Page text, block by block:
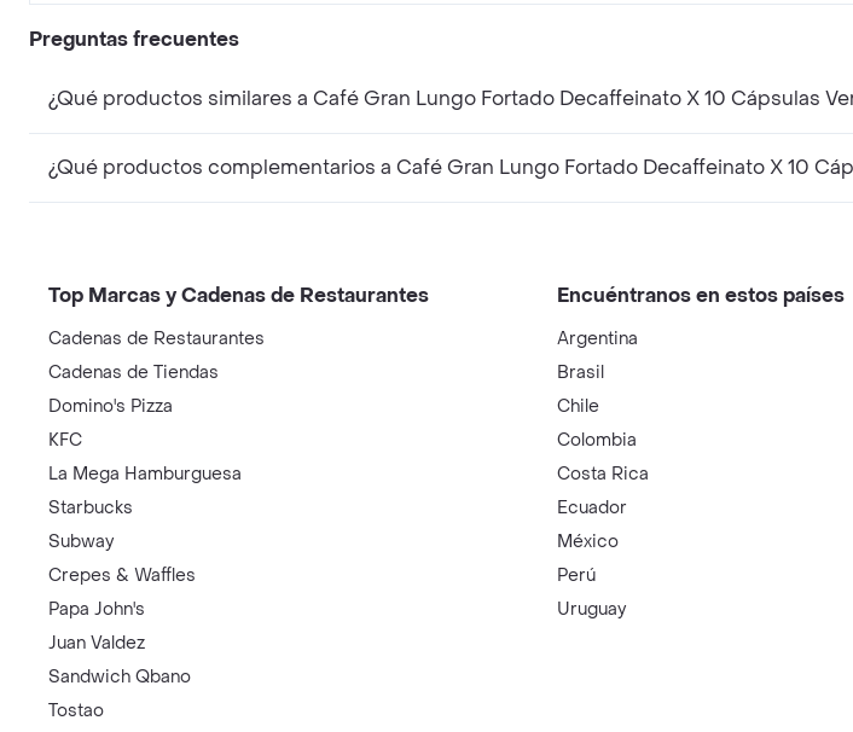
Preguntas frecuentes
¿Qué productos similares a Café Gran Lungo Fortado Decaffeinato X 10 Cápsulas
¿Qué productos complementarios a Café Gran Lungo Fortado Decaffeinato X 10
Top Marcas y Cadenas de Restaurantes
Cadenas de Restaurantes
Cadenas de Tiendas
Domino's Pizza
KFC
La Mega Hamburguesa
Starbucks
Subway
Crepes & Waffles
Papa John's
Juan Valdez
Sandwich Qbano
Tostao
Encuéntranos en estos países
Argentina
Brasil
Chile
Colombia
Costa Rica
Ecuador
México
Perú
Uruguay